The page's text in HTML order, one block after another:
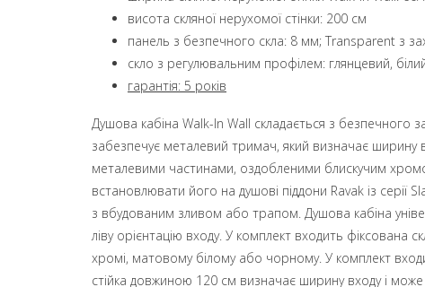
висота скляної нерухомої стінки: 200 см
панель з безпечного скла: 8 мм; Transparent з
скло з регулювальним профілем: глянцевий,
гарантія: 5 років
Душова кабіна Walk-In Wall складається з
забезпечує металевий тримач, який визначає ширину
металевими частинами, оздобленими блискучим
встановлювати його на душові піддони Ravak із
з вбудованим зливом або трапом. Душова кабіна
ліву орієнтацію входу. У комплект входить фіксована
хромі, матовому білому або чорному. У комплект
стійка довжиною 120 см визначає ширину входу і